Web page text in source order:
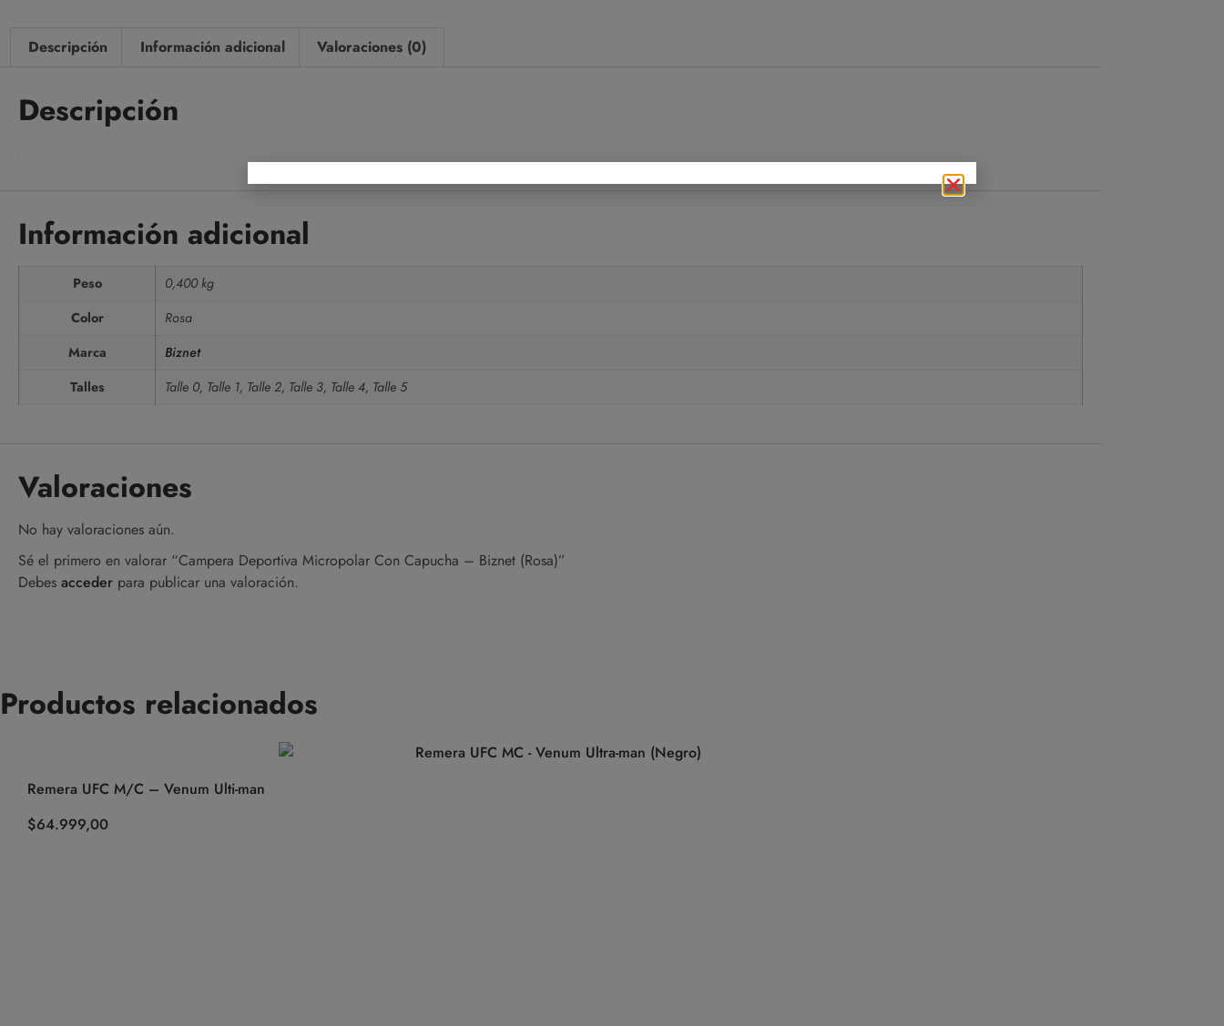
Descripción Información adicional Valoraciones (0)
Descripción
Información adicional
Peso
0,400 kg
Color
Rosa
Marca
Biznet
Talles
Talle 0, Talle 1, Talle 2, Talle 3, Talle 4, Talle 5
Valoraciones
No hay valoraciones aún.
Sé el primero en valorar “Campera Deportiva Micropolar Con Capucha – Biznet (Rosa)”
Debes acceder para publicar una valoración.
Productos relacionados
Remera UFC M/C – Venum Ulti-man
$64.999,00